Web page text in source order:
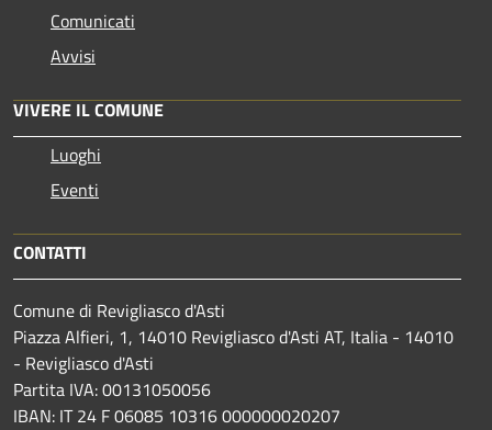
Comunicati
Avvisi
VIVERE IL COMUNE
Luoghi
Eventi
CONTATTI
Comune di Revigliasco d'Asti
Piazza Alfieri, 1, 14010 Revigliasco d'Asti AT, Italia - 14010
- Revigliasco d'Asti
Partita IVA: 00131050056
IBAN: IT 24 F 06085 10316 000000020207